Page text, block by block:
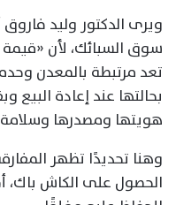
ويرى الدكتور وليد
سوق السبائك، لأن
تعد مرتبطة بالمعدن
بحالتها عند إعادة
هويتها ومصدرها وسلامة
وهنا تحديدًا تظهر
الحصول على الكاش باك،